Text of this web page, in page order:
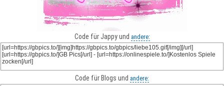
Code für Jappy und andere:
Code für Blogs und andere: